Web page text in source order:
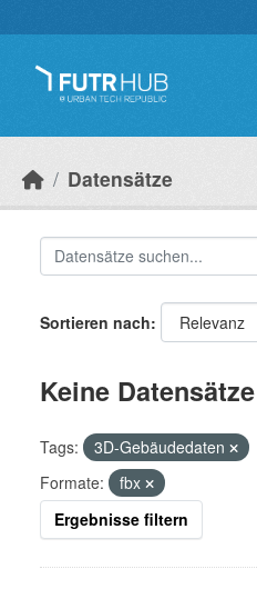
Datensätze
Sortieren nach
Keine
Tags: 3D-Gebäudedaten
Formate:
fbx
Ergebnisse filtern